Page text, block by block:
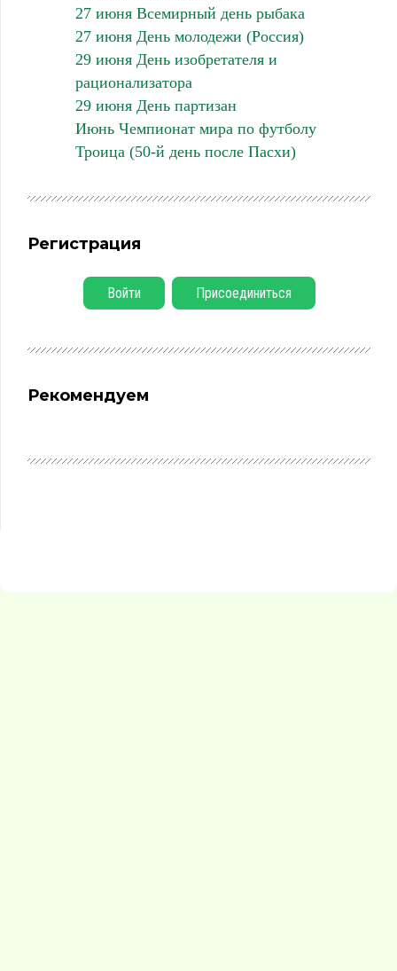
27 июня Всемирный день рыбака
27 июня День молодежи (Россия)
29 июня День изобретателя и
рационализатора
29 июня День партизан
Июнь Чемпионат мира по футболу
Троица (50-й день после Пасхи)
Регистрация
Войти Присоединиться
Рекомендуем